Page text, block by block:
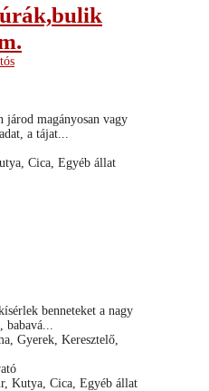
járod magányosan vagy
a tájat...
Cica, Egyéb állat
benneteket a nagy
Gyerek, Keresztelő,
Kutya, Cica, Egyéb állat